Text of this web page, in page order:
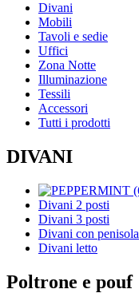
Divani
Mobili
Tavoli e sedie
Uffici
Zona Notte
Illuminazione
Tessili
Accessori
Tutti i prodotti
DIVANI
Divani 2 posti
Divani 3 posti
Divani con penisola
Divani letto
Poltrone e pouf